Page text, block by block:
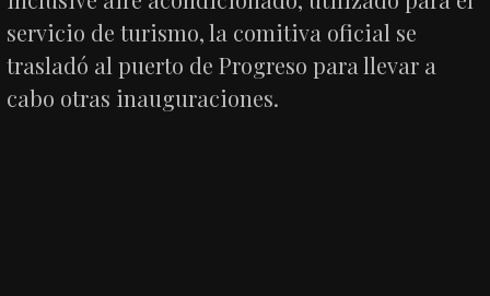
servicio de turismo, la comitiva oficial se
trasladó al puerto de Progreso para llevar a
cabo otras inauguraciones.